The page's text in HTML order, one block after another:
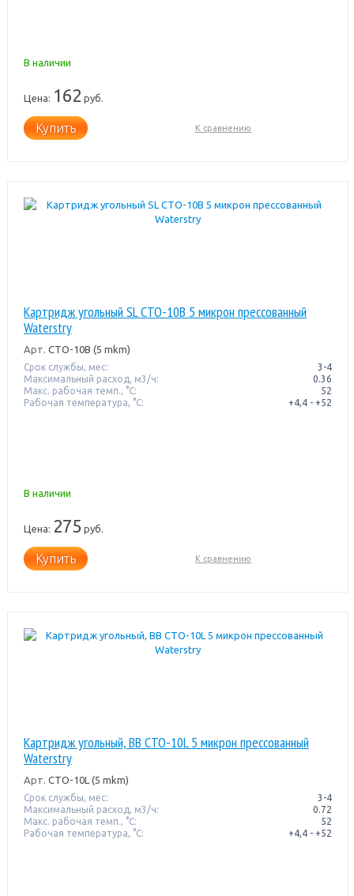
В наличии
Цена: 162 руб.
Купить К сравнению
Картридж угольный SL CTO-10B 5 микрон прессованный
Waterstry
Арт. CTO-10B (5 mkm)
Срок службы, мес:
3-4
Максимальный расход, м3/ч:
0.36
Макс. рабочая темп., °С:
52
Рабочая температура, °C:
+4,4 - +52
В наличии
Цена: 275 руб.
Купить К сравнению
Картридж угольный, BB CTO-10L 5 микрон прессованный
Waterstry
Арт. CTO-10L (5 mkm)
Срок службы, мес:
3-4
Максимальный расход, м3/ч:
0.72
Макс. рабочая темп., °С:
52
Рабочая температура, °C:
+4,4 - +52